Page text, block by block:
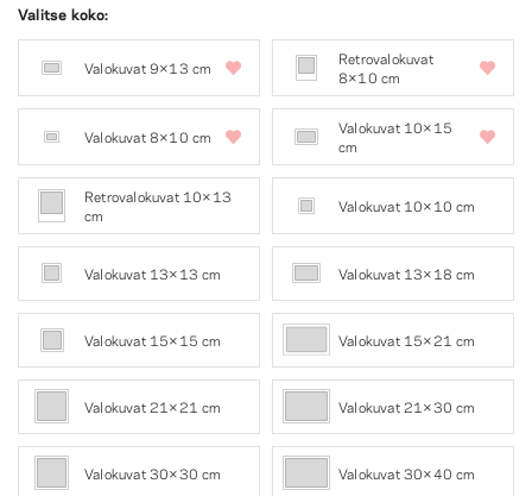
Valitse koko:
Valokuvat 9×13 cm
Retrovalokuvat
8×10 cm
Valokuvat 8×10 cm
Valokuvat 10×15
cm
Retrovalokuvat 10×13
cm
Valokuvat 10×10 cm
Valokuvat 13×13 cm Valokuvat 13×18 cm
Valokuvat 15×15 cm Valokuvat 15×21 cm
Valokuvat 21×21 cm Valokuvat 21×30 cm
Valokuvat 30×30 cm Valokuvat 30×40 cm